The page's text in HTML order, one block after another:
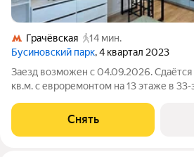
Грачёвская
14 мин.
Бусиновский парк, 4 квартал 2023
Заезд возможен с 04.09.2026. Сдаётся
кв.м. с евроремонтом на 13 этаже в
Стиральная машина Холодильник Микроволновка Дом -
монолитный, окна выходят
Снять